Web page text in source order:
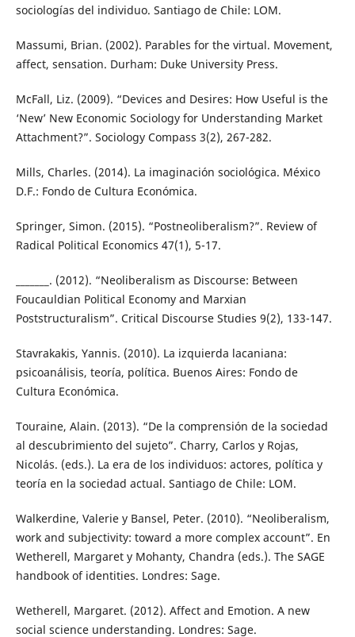
sociologías del individuo. Santiago de Chile: LOM.
Massumi, Brian. (2002). Parables for the virtual. Movement,
affect, sensation. Durham: Duke University Press.
McFall, Liz. (2009). “Devices and Desires: How Useful is the
‘New’ New Economic Sociology for Understanding Market
Attachment?”. Sociology Compass 3(2), 267-282.
Mills, Charles. (2014). La imaginación sociológica. México
D.F.: Fondo de Cultura Económica.
Springer, Simon. (2015). “Postneoliberalism?”. Review of
Radical Political Economics 47(1), 5-17.
_______. (2012). “Neoliberalism as Discourse: Between
Foucauldian Political Economy and Marxian
Poststructuralism”. Critical Discourse Studies 9(2), 133-147.
Stavrakakis, Yannis. (2010). La izquierda lacaniana:
psicoanálisis, teoría, política. Buenos Aires: Fondo de
Cultura Económica.
Touraine, Alain. (2013). “De la comprensión de la sociedad
al descubrimiento del sujeto”. Charry, Carlos y Rojas,
Nicolás. (eds.). La era de los individuos: actores, política y
teoría en la sociedad actual. Santiago de Chile: LOM.
Walkerdine, Valerie y Bansel, Peter. (2010). “Neoliberalism,
work and subjectivity: toward a more complex account”. En
Wetherell, Margaret y Mohanty, Chandra (eds.). The SAGE
handbook of identities. Londres: Sage.
Wetherell, Margaret. (2012). Affect and Emotion. A new
social science understanding. Londres: Sage.